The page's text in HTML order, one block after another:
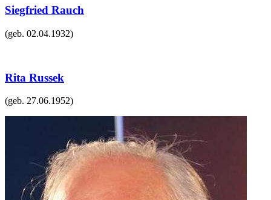
Siegfried Rauch
(geb. 02.04.1932)
Rita Russek
(geb. 27.06.1952)